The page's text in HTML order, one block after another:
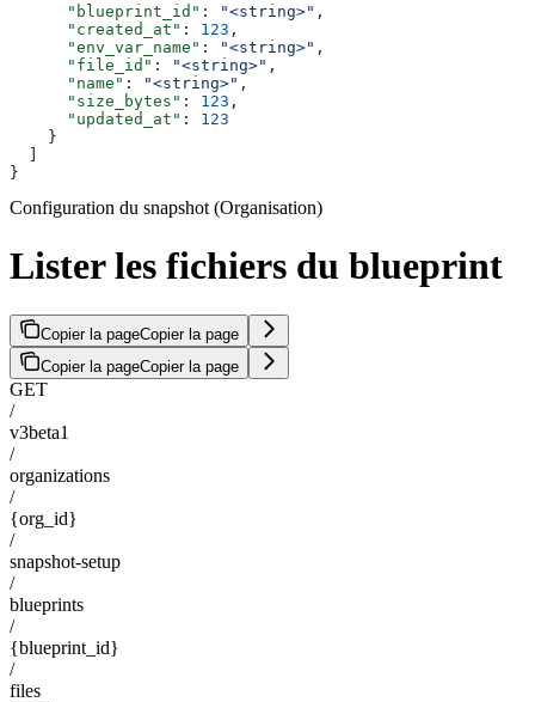
      "blueprint_id"
: "<string>" ,
      "created_at"
: 123 ,
      "env_var_name"
: "<string>" ,
      "file_id"
: "<string>" ,
      "name"
: "<string>" ,
      "size_bytes"
: 123 ,
      "updated_at"
: 123
    }
}
Configuration du snapshot (Organisation)
Lister les fichiers du blueprint
Copier la pageCopier la page
Copier la pageCopier la page
GET
/
v3beta1
/
organizations
/
{org_id}
/
snapshot-setup
/
blueprints
/
{blueprint_id}
/
files